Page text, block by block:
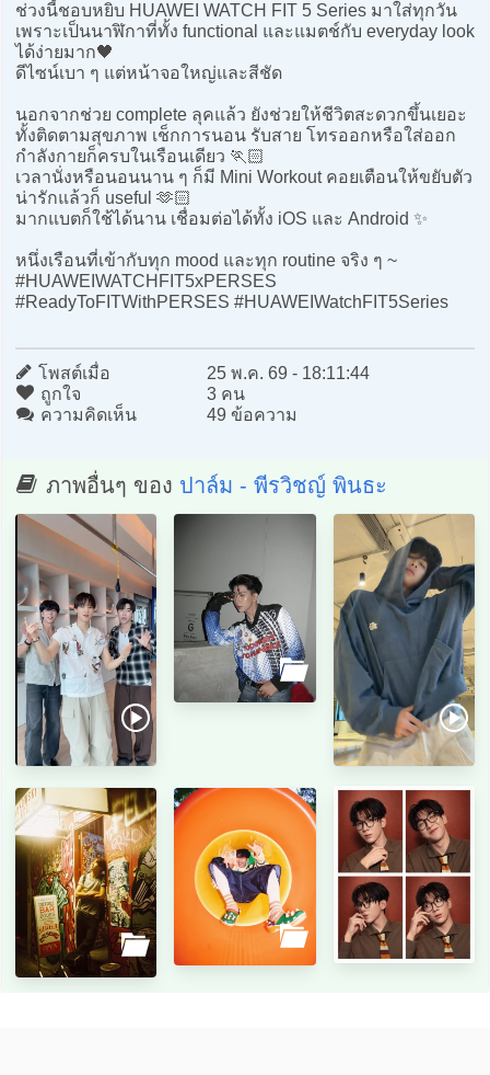
ช่วงนี้ชอบหยิบ HUAWEI WATCH FIT 5 Series มาใส่ทุกวัน
เพราะเป็นนาฬิกาที่ทั้ง functional และแมตช์กับ everyday look
ได้ง่ายมาก🖤
ดีไซน์เบา ๆ แต่หน้าจอใหญ่และสีชัด
นอกจากช่วย complete ลุคแล้ว ยังช่วยให้ชีวิตสะดวกขึ้นเยอะ
ทั้งติดตามสุขภาพ เช็กการนอน รับสาย โทรออกหรือใส่ออก
กำลังกายก็ครบในเรือนเดียว 🏃🏻
เวลานั่งหรือนอนนาน ๆ ก็มี Mini Workout คอยเตือนให้ขยับตัว
น่ารักแล้วก็ useful 🫶🏻
มากแบตก็ใช้ได้นาน เชื่อมต่อได้ทั้ง iOS และ Android ✨
หนึ่งเรือนที่เข้ากับทุก mood และทุก routine จริง ๆ ~
#HUAWEIWATCHFIT5xPERSES
#ReadyToFITWithPERSES #HUAWEIWatchFIT5Series
โพสต์เมื่อ
25 พ.ค. 69 - 18:11:44
ถูกใจ
3 คน
ความคิดเห็น
49 ข้อความ
ภาพอื่นๆ ของ ปาล์ม - พีรวิชญ์ พินธะ